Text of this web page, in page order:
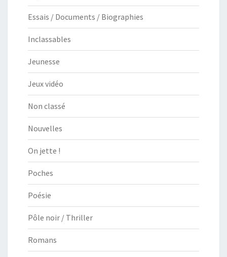
Essais / Documents / Biographies
Inclassables
Jeunesse
Jeux vidéo
Non classé
Nouvelles
On jette !
Poches
Poésie
Pôle noir / Thriller
Romans